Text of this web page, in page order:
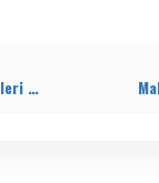
Eyüpsultan’da Mehter Konserleri Başladı